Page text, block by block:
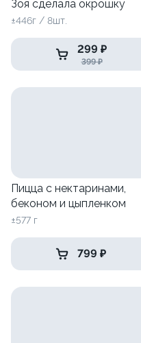
Зоя сделала окрошку
±446г / 8шт.
299 ₽
399 ₽
Пицца с нектаринами,
беконом и цыпленком
±577 г
799 ₽